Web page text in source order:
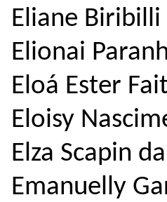
Eliane Biribilli
Elionai
Eloá Ester
Eloisy
Elza Scapin
Emanuelly